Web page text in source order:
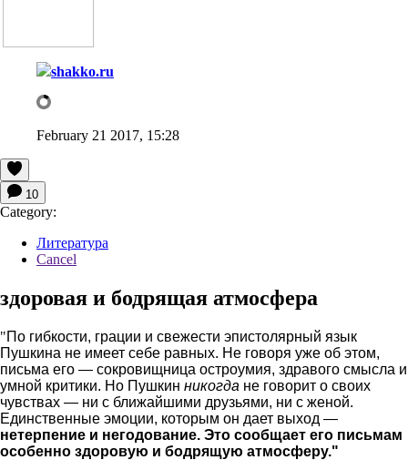
shakko.ru
February 21 2017, 15:28
10
Category:
Литература
Cancel
здоровая и бодрящая атмосфера
"По гибкости, грации и свежести эпистолярный язык
Пушкина не имеет себе равных. Не говоря уже об этом,
письма его — сокровищница остроумия, здравого смысла и
умной критики. Но Пушкин никогда не говорит о своих
чувствах — ни с ближайшими друзьями, ни с женой.
Единственные эмоции, которым он дает выход —
нетерпение и негодование. Это сообщает его письмам
особенно здоровую и бодрящую атмосферу."